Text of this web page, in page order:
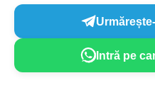
Intră pe